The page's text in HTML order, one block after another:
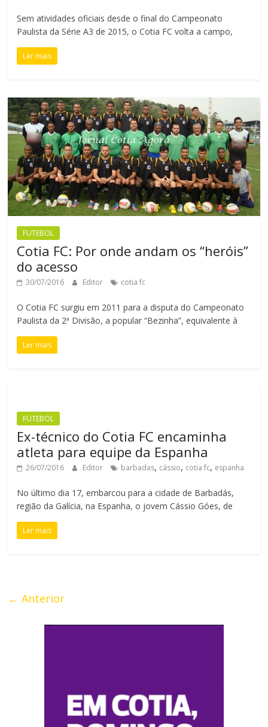
Sem atividades oficiais desde o final do Campeonato
Paulista da Série A3 de 2015, o Cotia FC volta a campo,
Ler mais
FUTEBOL
Cotia FC: Por onde andam os “heróis”
do acesso
30/07/2016 Editor cotia fc
O Cotia FC surgiu em 2011 para a disputa do Campeonato
Paulista da 2ª Divisão, a popular “Bezinha”, equivalente à
Ler mais
FUTEBOL
Ex-técnico do Cotia FC encaminha
atleta para equipe da Espanha
26/07/2016 Editor barbadas, cássio, cotia fc, espanha
No último dia 17, embarcou para a cidade de Barbadás,
região da Galícia, na Espanha, o jovem Cássio Góes, de
Ler mais
← Anterior